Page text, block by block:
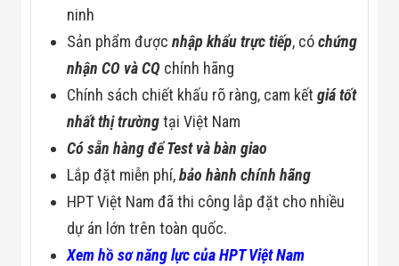
ninh
Sản phẩm đượcnhập khẩu trực tiếp, cóchứng
nhận CO và CQ chính hãng
Chính sách chiết khấu rõ ràng, cam kếtgiá tốt
nhất thị trườngtại Việt Nam
Có sẵn hàng để Test và bàn giao
Lắp đặt miễn phí,bảo hành chính hãng
HPT Việt Nam đã thi công lắp đặt cho nhiều
dự án lớn trên toàn quốc.
Xem hồ sơ năng lực của HPT Việt Nam